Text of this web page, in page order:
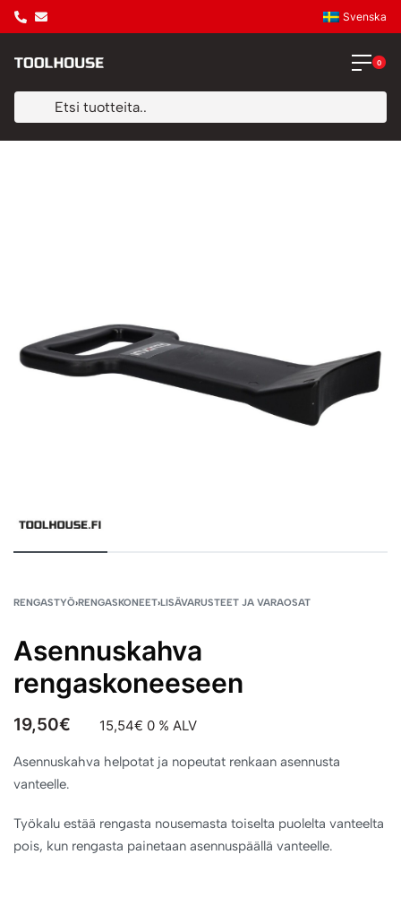
Svenska
0
RENGASTYÖ›RENGASKONEET›LISÄVARUSTEET JA VARAOSAT
Asennuskahva
rengaskoneeseen
19,50€ 15,54€ 0 % ALV
Asennuskahva helpotat ja nopeutat renkaan asennusta
vanteelle.
Työkalu estää rengasta nousemasta toiselta puolelta vanteelta
pois, kun rengasta painetaan asennuspäällä vanteelle.